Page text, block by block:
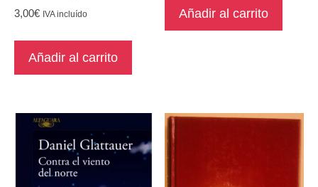
3,00€ IVA incluído
Añadir al carrito
Añadir al carrito